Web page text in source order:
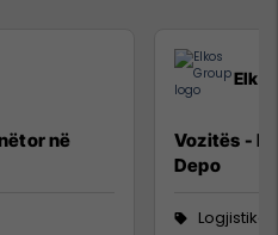
në
Vozitës -
Depo
Logjistikë